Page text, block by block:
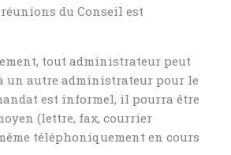
du Conseil est
tout administrateur peut
un autre administrateur pour le
est informel, il pourra être
(lettre, fax, courrier
téléphoniquement en cours